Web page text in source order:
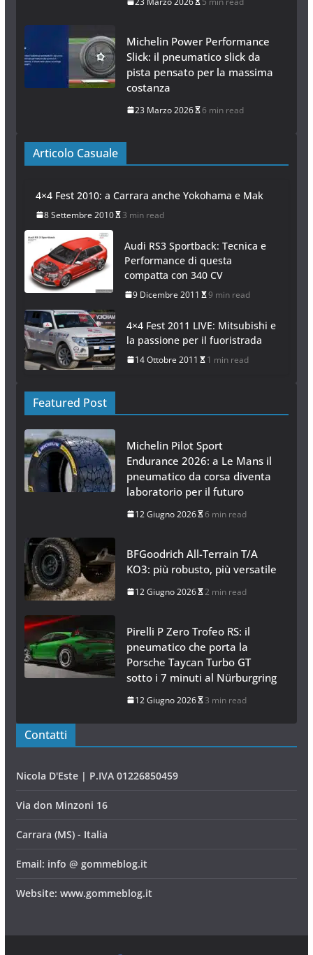
Michelin Power Performance
Slick: il pneumatico slick da
pista pensato per la massima
costanza
23 Marzo 2026 6 min read
Articolo Casuale
4×4 Fest 2010: a Carrara anche Yokohama e Mak
8 Settembre 2010 3 min read
Audi RS3 Sportback: Tecnica e
Performance di questa
compatta con 340 CV
9 Dicembre 2011 9 min read
4×4 Fest 2011 LIVE: Mitsubishi e
la passione per il fuoristrada
14 Ottobre 2011 1 min read
Featured Post
Michelin Pilot Sport
Endurance 2026: a Le Mans il
pneumatico da corsa diventa
laboratorio per il futuro
12 Giugno 2026 6 min read
BFGoodrich All-Terrain T/A
KO3: più robusto, più versatile
12 Giugno 2026 2 min read
Pirelli P Zero Trofeo RS: il
pneumatico che porta la
Porsche Taycan Turbo GT
sotto i 7 minuti al Nürburgring
12 Giugno 2026 3 min read
Contatti
Nicola D'Este | P.IVA 01226850459
Via don Minzoni 16
Carrara (MS) - Italia
Email: info @ gommeblog.it
Website: www.gommeblog.it